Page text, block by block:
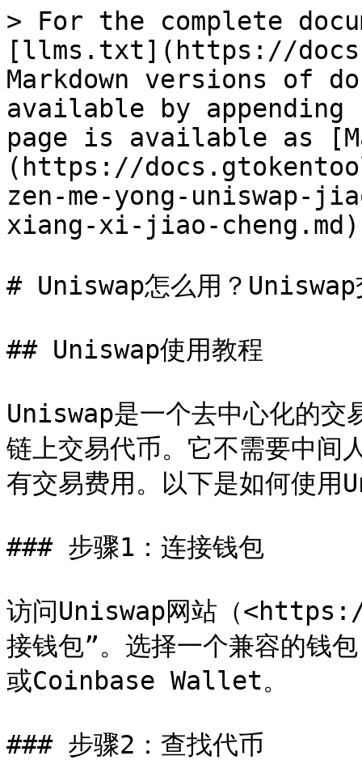
> For the complete
[llms.txt](https://
Markdown versions of
available by
page is available as
(https://
zen-me-yong-uniswap-
xiang-xi-jiao-
# Uniswap怎么用？Uniswap
## Uniswap使用教程
Uniswap是一个去中心化的交
链上交易代币。它不需要中间
有交易费用。以下是如何使用
### 步骤1：连接钱包
访问Uniswap网站（
接钱包”。选择一个兼容的钱
或Coinbase Wallet。
### 步骤2：查找代币